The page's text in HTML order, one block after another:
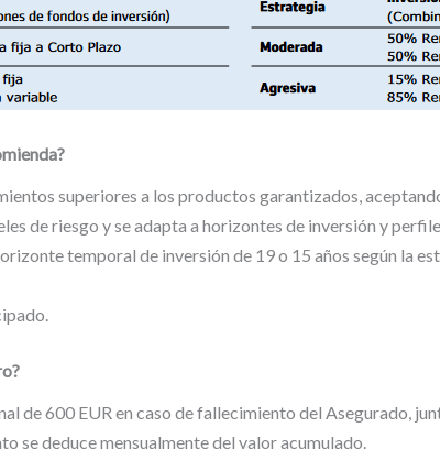
superiores a los productos garantizados,
de riesgo y se adapta a horizontes de inversión y
temporal de inversión de 19 o 15 años según la
de 600 EUR en caso de fallecimiento del Asegurado,
se deduce mensualmente del valor acumulado.